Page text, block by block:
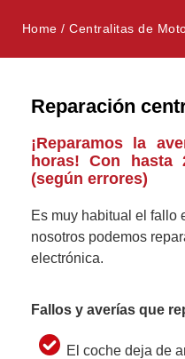
Home /Centralitas de
Reparación
¡Reparamos la
horas! Con hasta
(según errores)
Es muy habitual el fallo
nosotros podemos
electrónica.
Fallos y averías que
El coche deja de